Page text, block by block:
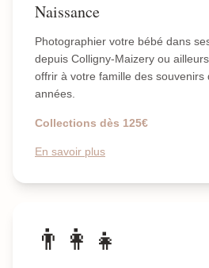
Naissance
Photographier votre bébé dans
depuis Colligny-Maizery ou
offrir à votre famille des souvenirs
années.
Collections dès 125€
En savoir plus
👨‍👩‍👧